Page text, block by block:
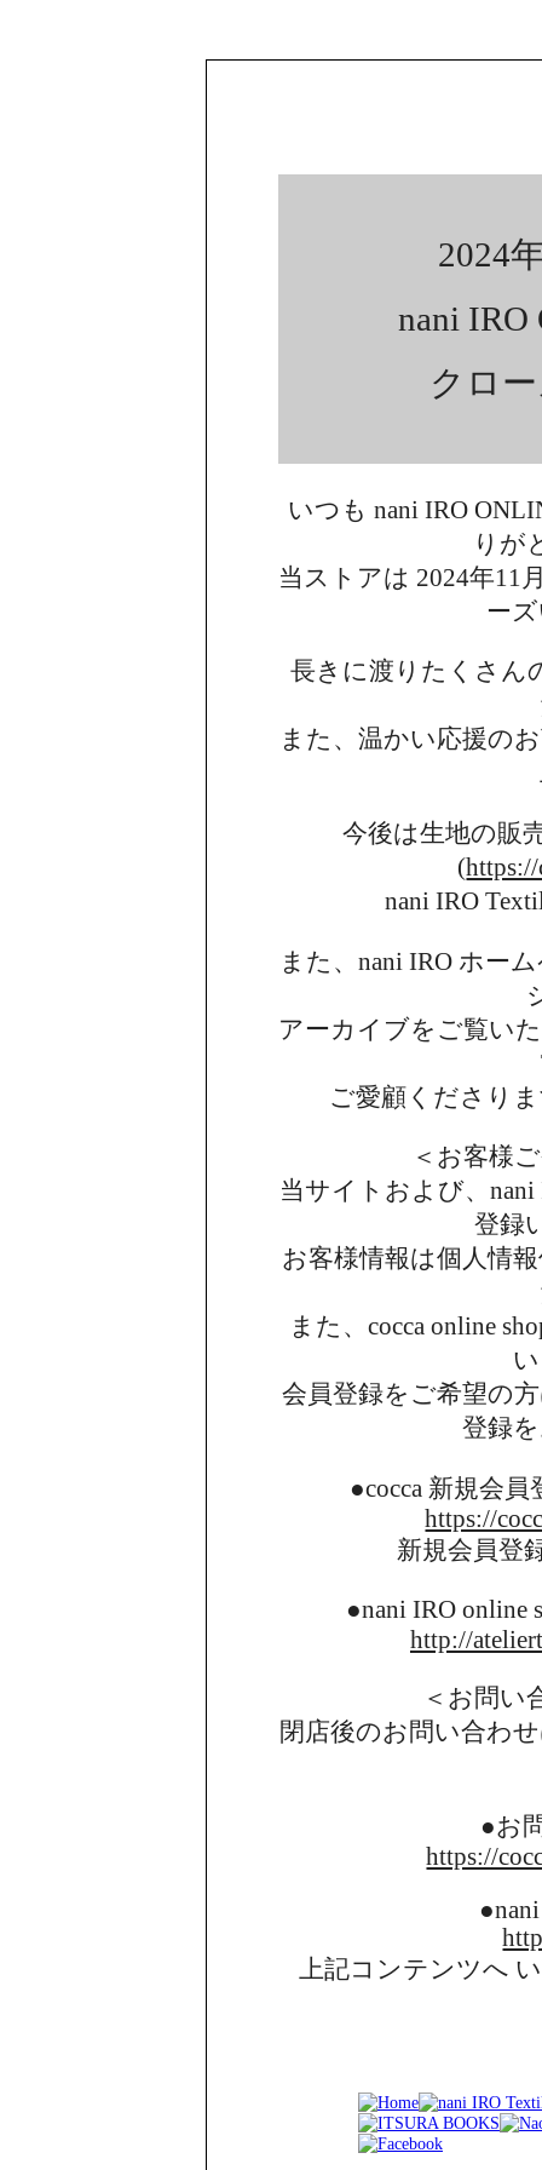
2024
nani IRO
クロ
いつも nani IRO
りが
当ストアは 2024年11
ー
長きに渡りたくさん
また、温かい応援の
今後は生地の販
(https://
nani IRO
また、nani IRO ホー
アーカイブを ご覧い
ご愛顧くださり
＜お客様
当サイトおよび、
登録
お客様情報は個人情
また、cocca online
会員登録をご希望の
登録
●cocca 新規会
https://
新規会員登
●nani IRO online
http://
＜お問い
閉店後のお問い合わ
●お
https://
上記コンテンツへ